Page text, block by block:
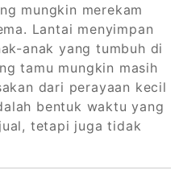
mungkin merekam
Lantai menyimpan
anak yang tumbuh di
tamu mungkin masih
dari perayaan kecil
bentuk waktu yang
tetapi juga tidak